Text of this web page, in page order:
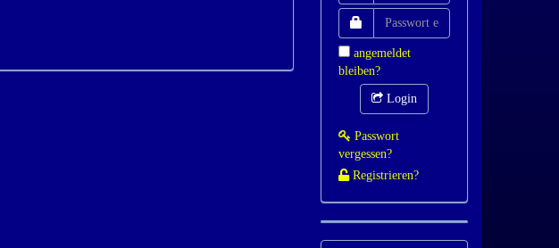
angemeldet
bleiben?
Login
Passwort
vergessen?
Registrieren?